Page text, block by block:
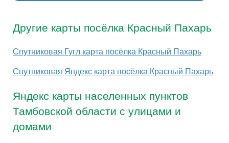
Другие карты посёлка Красный Пахарь
Спутниковая Гугл карта посёлка Красный Пахарь
Спутниковая Яндекс карта посёлка Красный Пахарь
Яндекс карты населенных пунктов
Тамбовской области с улицами и
домами